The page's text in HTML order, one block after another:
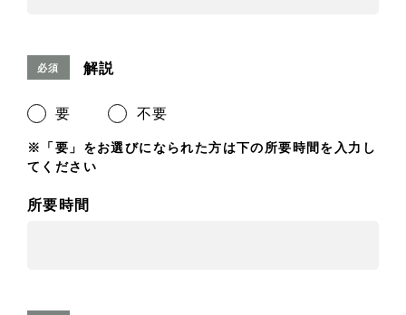
必須 解説
要 不要
※「要」をお選びになられた方は下の所要時間を入力し
てください
所要時間